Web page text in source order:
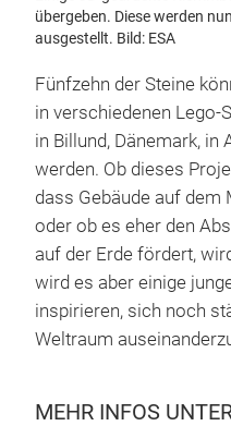
übergeben. Diese werden
ausgestellt. Bild: ESA
Fünfzehn der Steine
in verschiedenen Lego-
in Billund, Dänemark, in
werden. Ob dieses
dass Gebäude auf
oder ob es eher den
auf der Erde fördert,
wird es aber einige
inspirieren, sich noch
Weltraum
MEHR INFOS